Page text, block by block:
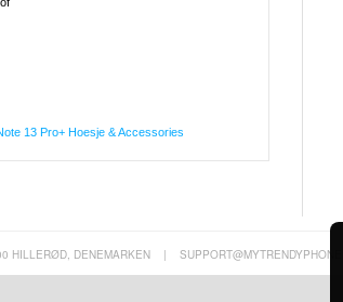
13 Pro+ Hoesje & Accessories
HILLERØD, DENEMARKEN |